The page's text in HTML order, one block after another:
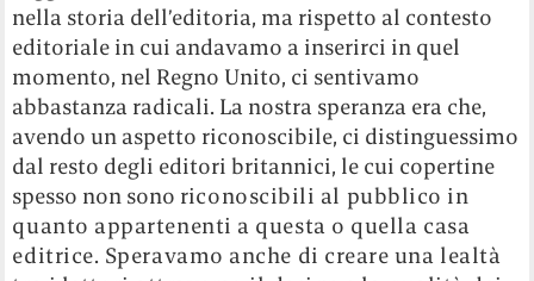
nella storia dell’editoria, ma rispetto al contesto
editoriale in cui andavamo a inserirci in quel
momento, nel Regno Unito, ci sentivamo
abbastanza radicali. La nostra speranza era che,
avendo un aspetto riconoscibile, ci distinguessimo
dal resto degli editori britannici, le cui copertine
spesso non sono riconoscibili al pubblico in
quanto appartenenti a questa o quella casa
editrice. Speravamo anche di creare una lealtà